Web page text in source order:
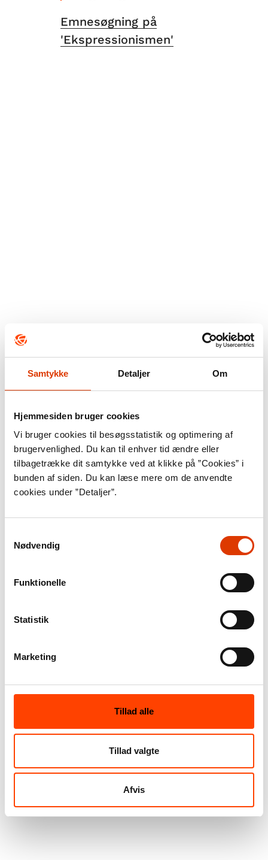
Samtykke Detaljer Om
Hjemmesiden bruger cookies
Vi bruger cookies til besøgsstatistik og optimering af
brugervenlighed. Du kan til enhver tid ændre eller
tilbagetrække dit samtykke ved at klikke på ”Cookies” i
bunden af siden. Du kan læse mere om de anvendte
cookies under ”Detaljer”.
Nødvendig
Funktionelle
Statistik
Marketing
Tillad alle
Tillad valgte
Afvis
Emnesøgning på
'Ekspressionismen'